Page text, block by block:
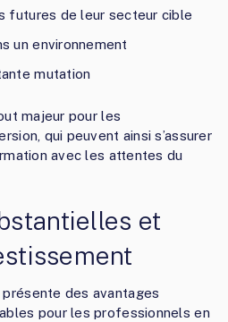
futures de leur secteur cible
un environnement
mutation
majeur pour les
qui peuvent ainsi s’assurer
avec les attentes du
et
présente des avantages
pour les professionnels en